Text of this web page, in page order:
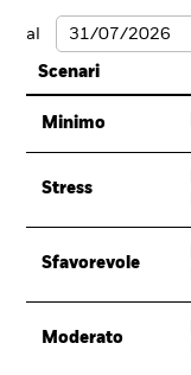
al
Scenari
Minimo
Stress
Sfavorevole
Moderato